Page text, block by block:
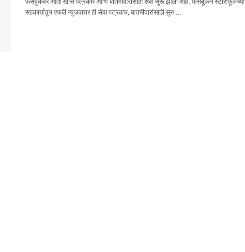
सहकार्यातून एफबी न्यूजवायर ही सेवा पत्रकार, बातमीदारांसाठी सुरु ...